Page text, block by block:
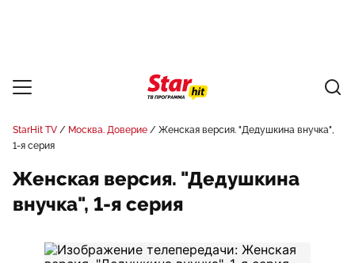
StarHit TV Москва. Доверие
Женская версия. "Дедушкина внучка",
1-я серия
Женская версия. "Дедушкина
внучка", 1-я серия